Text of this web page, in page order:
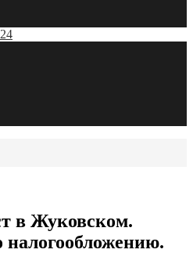
в Жуковском.
налогообложению.